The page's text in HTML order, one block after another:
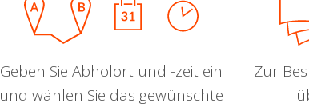
Geben Sie Abholort und -zeit ein
und wählen Sie das gewünschte
Zur